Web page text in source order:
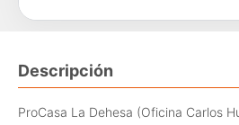
Descripción
ProCasa La Dehesa (Oficina Carlos